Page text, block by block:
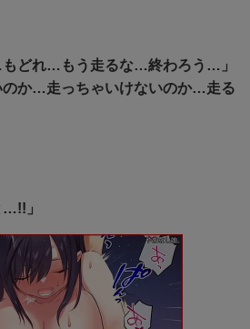
どれ…もう走るな…終わろう…」
のか…走っちゃいけないのか…走る
」